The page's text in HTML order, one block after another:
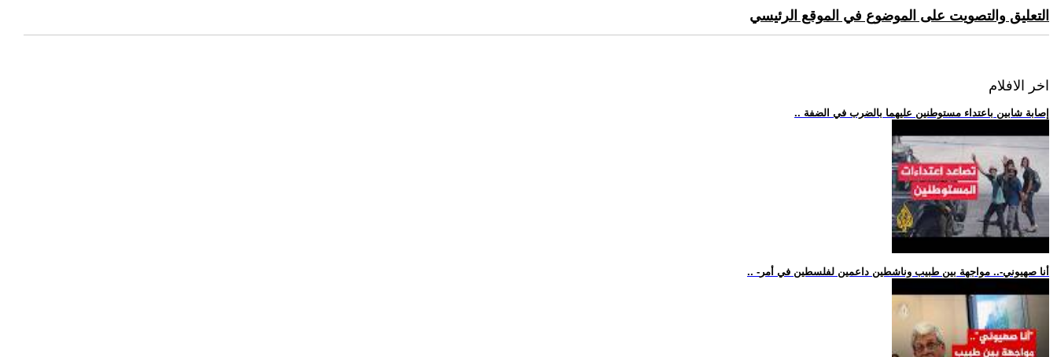
التعليق والتصويت على الموضوع في الموقع الرئيسي
اخر الافلام
.. إصابة شابين باعتداء مستوطنين عليهما بالضرب في الضفة
.. -أنا صهيوني-.. مواجهة بين طبيب وناشطين داعمين لفلسطين في أمر